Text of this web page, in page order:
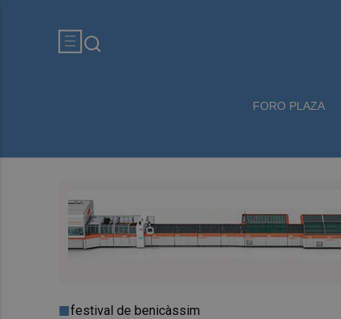
FORO PLAZA
festival de benicàssim